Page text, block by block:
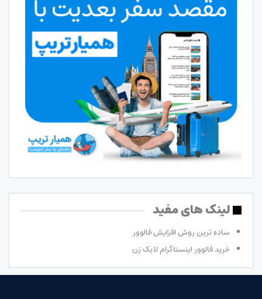
لینک های مفید
ساده ترین روش افزایش فالوور
خرید فالوور اینستاگرام لایک زن